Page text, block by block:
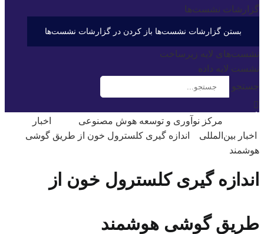
گزارشات نشست‌ها
بستن گزارشات نشست‌ها باز کردن در گزارشات نشست‌ها
نشست‌‌های لایه زیرساخت
نشست لایه داده
جستجو
مرکز نوآوری و توسعه هوش مصنوعی
اخبار
اخبار بین‌المللی
اندازه گیری کلسترول خون از طریق گوشی
هوشمند
اندازه گیری کلسترول خون از
طریق گوشی هوشمند